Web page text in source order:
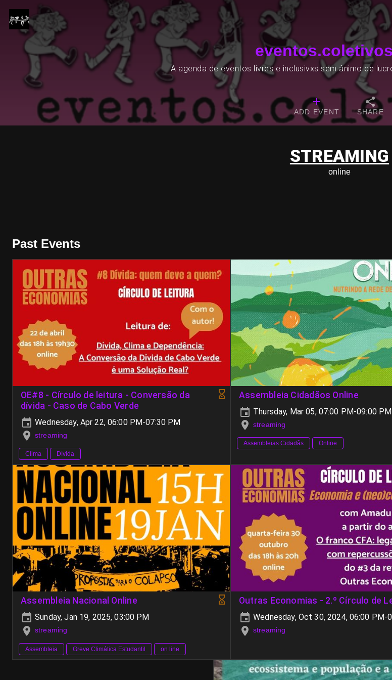
A agenda de eventos livres e inclusivxs sem ânimo de
ADD EVENT SHARE
STREAMING
online
Past Events
OE#8 - Círculo de leitura - Conversão da
dívida - Caso de Cabo Verde
Wednesday, Apr 22, 06:00 PM-07:30 PM
streaming
Clima Dívida
Assembleia Cidadãos Online
Thursday, Mar 05, 07:00 PM-09:00 PM
streaming
Assembleias Cidadãs Online
Assembleia Nacional Online
Sunday, Jan 19, 2025, 03:00 PM
streaming
Assembleia Greve Climática Estudantil on line
Outras Economias - 2.º Círculo de
Wednesday, Oct 30, 2024, 06:00 PM-
streaming